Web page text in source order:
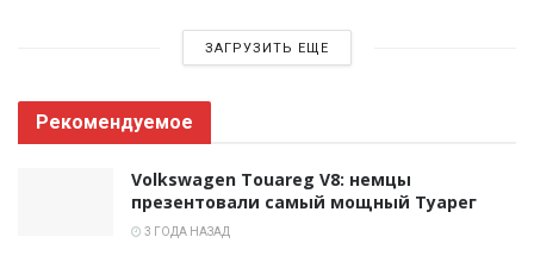
ЗАГРУЗИТЬ ЕЩЕ
Рекомендуемое
Volkswagen Touareg V8: немцы
презентовали самый мощный Туарег
3 ГОДА НАЗАД